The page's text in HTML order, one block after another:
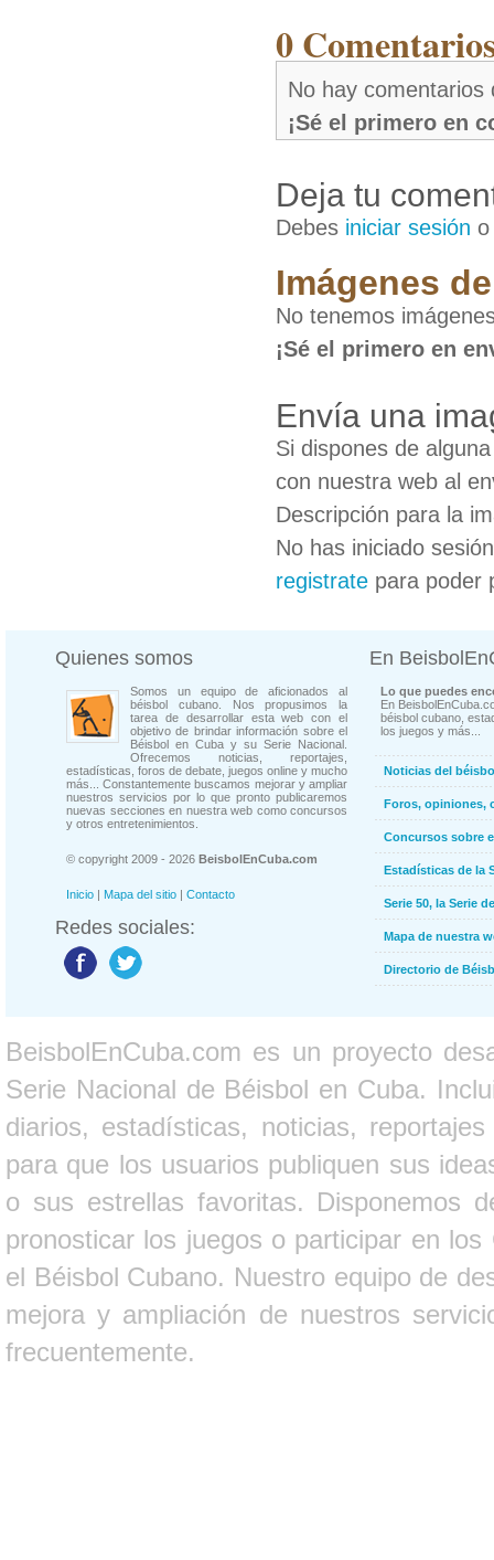
0
No hay comentarios
¡Sé el primero en
Deja tu
Debes iniciar sesión
Imágenes
No tenemos
¡Sé el primero en
Envía una
Si dispones de
con nuestra web al
Descripción para la
No has iniciado
registrate para poder
Quienes somos
Somos un equipo de aficionados al
béisbol cubano. Nos propusimos la
tarea de desarrollar esta web con el
objetivo de brindar información sobre el
Béisbol en Cuba y su Serie Nacional.
Ofrecemos noticias, reportajes,
estadísticas, foros de debate, juegos online y mucho
más... Constantemente buscamos mejorar y ampliar
nuestros servicios por lo que pronto publicaremos
nuevas secciones en nuestra web como concursos
y otros entretenimientos.
© copyright 2009 - 2026 BeisbolEnCuba.com
Inicio | Mapa del sitio | Contacto
Redes sociales:
En
Lo que puedes
En
béisbol cubano,
los juegos y más...
Noticias del
Foros, opiniones,
Concursos sobre
Estadísticas de la
Serie 50, la Serie
Mapa de nuestra
Directorio de
BeisbolEnCuba.com es un proyecto
Serie Nacional de Béisbol en Cuba.
diarios, estadísticas, noticias,
para que los usuarios publiquen sus
o sus estrellas favoritas. Disponemos
pronosticar los juegos o participar en
el Béisbol Cubano. Nuestro equipo de
mejora y ampliación de nuestros
frecuentemente.